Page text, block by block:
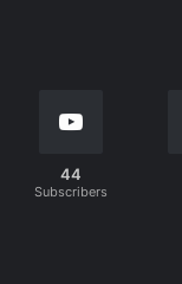
44
Subscribers